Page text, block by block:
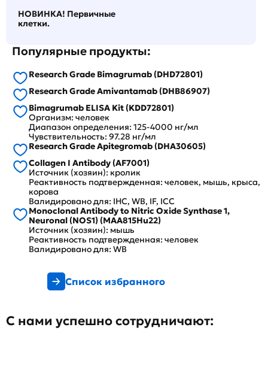
НОВИНКА! Первичные
клетки.
Популярные продукты:
Research Grade Bimagrumab (DHD72801)
Research Grade Amivantamab (DHB86907)
Bimagrumab ELISA Kit (KDD72801)
Организм: человек
Диапазон определения: 125-4000 нг/мл
Чувствительность: 97.28 нг/мл
Research Grade Apitegromab (DHA30605)
Collagen I Antibody (AF7001)
Источник (хозяин): кролик
Реактивность подтвержденная: человек, мышь, крыса,
корова
Валидировано для: IHC, WB, IF, ICC
Monoclonal Antibody to Nitric Oxide Synthase 1,
Neuronal (NOS1) (MAA815Hu22)
Источник (хозяин): мышь
Реактивность подтвержденная: человек
Валидировано для: WB
Список избранного
С нами успешно сотрудничают: